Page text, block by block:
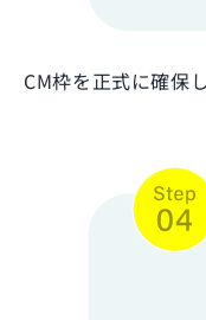
CM枠を正式に確保し